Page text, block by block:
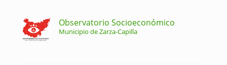
Observatorio Socioeconómico
Municipio de Zarza-Capilla